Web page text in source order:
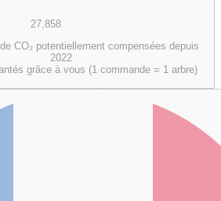
27,858
CO₂ potentiellement compensées depuis
2022
grâce à vous (1 commande = 1 arbre)